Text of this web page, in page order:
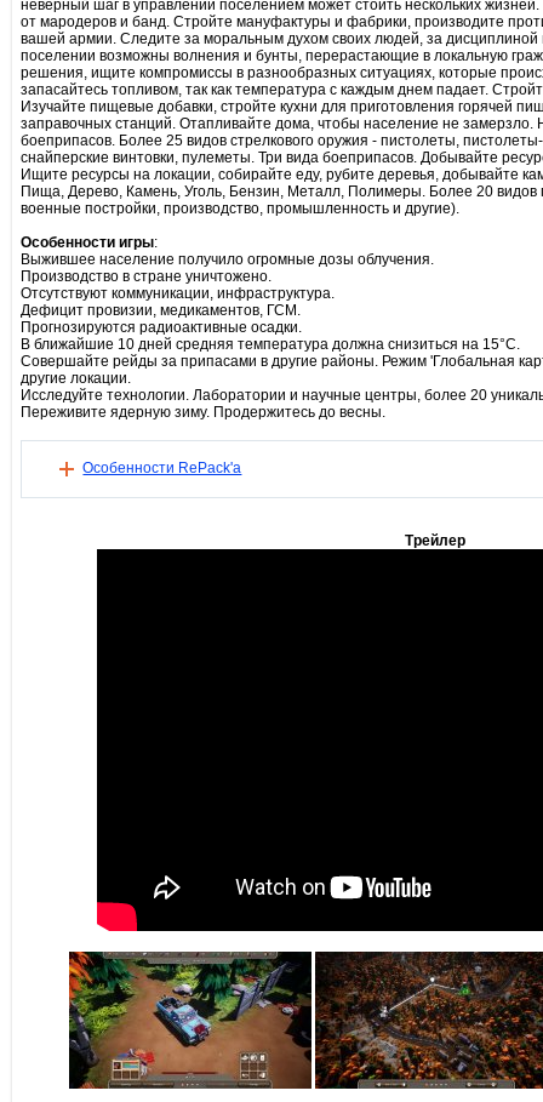
неверный шаг в управлении поселением может стоить нескольких
от мародеров и банд. Стройте мануфактуры и фабрики, производите
вашей армии. Следите за моральным духом своих людей, за дисциплиной
поселении возможны волнения и бунты, перерастающие в локальную
решения, ищите компромиссы в разнообразных ситуациях, которые
запасайтесь топливом, так как температура с каждым днем падает.
Изучайте пищевые добавки, стройте кухни для приготовления горячей
заправочных станций. Отапливайте дома, чтобы население не замерзло.
боеприпасов. Более 25 видов стрелкового оружия - пистолеты,
снайперские винтовки, пулеметы. Три вида боеприпасов. Добывайте
Ищите ресурсы на локации, собирайте еду, рубите деревья, добывайте
Пища, Дерево, Камень, Уголь, Бензин, Металл, Полимеры. Более 20 видов
военные постройки, производство, промышленность и другие).
Особенности игры:
Выжившее население получило огромные дозы облучения.
Производство в стране уничтожено.
Отсутствуют коммуникации, инфраструктура.
Дефицит провизии, медикаментов, ГСМ.
Прогнозируются радиоактивные осадки.
В ближайшие 10 дней средняя температура должна снизиться на 15°C.
Совершайте рейды за припасами в другие районы. Режим 'Глобальная
другие локации.
Исследуйте технологии. Лаборатории и научные центры, более 20
Переживите ядерную зиму. Продержитесь до весны.
Особенности RePack'а
Трейлер